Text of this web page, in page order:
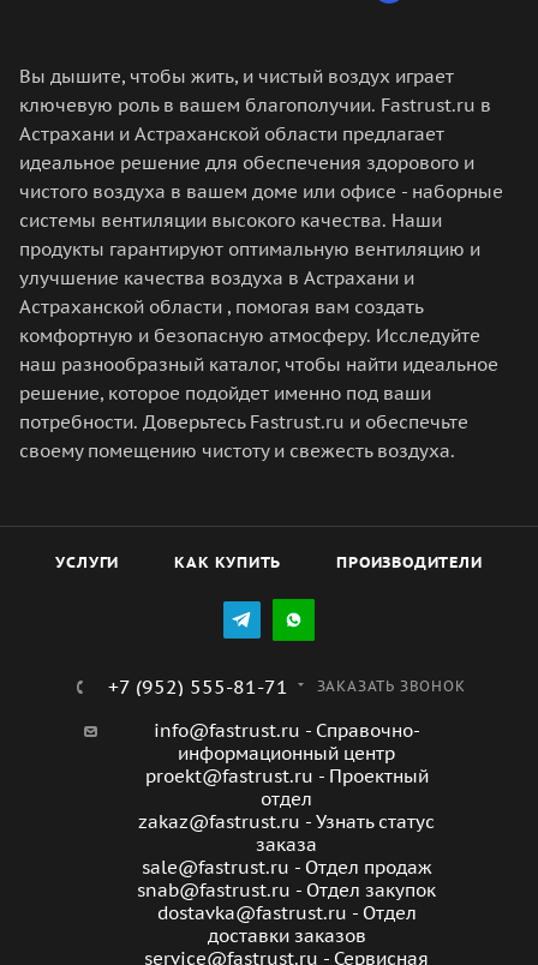
Вы дышите, чтобы жить, и чистый воздух играет
ключевую роль в вашем благополучии. Fastrust.ru в
Астрахани и Астраханской области предлагает
идеальное решение для обеспечения здорового и
чистого воздуха в вашем доме или офисе - наборные
системы вентиляции высокого качества. Наши
продукты гарантируют оптимальную вентиляцию и
улучшение качества воздуха в Астрахани и
Астраханской области , помогая вам создать
комфортную и безопасную атмосферу. Исследуйте
наш разнообразный каталог, чтобы найти идеальное
решение, которое подойдет именно под ваши
потребности. Доверьтесь Fastrust.ru и обеспечьте
своему помещению чистоту и свежесть воздуха.
УСЛУГИ КАК КУПИТЬ ПРОИЗВОДИТЕЛИ
+7 (952) 555-81-71 ЗАКАЗАТЬ ЗВОНОК
info@fastrust.ru - Справочно-
информационный центр
proekt@fastrust.ru - Проектный
отдел
zakaz@fastrust.ru - Узнать статус
заказа
sale@fastrust.ru - Отдел продаж
snab@fastrust.ru - Отдел закупок
dostavka@fastrust.ru - Отдел
доставки заказов
service@fastrust.ru - Сервисная